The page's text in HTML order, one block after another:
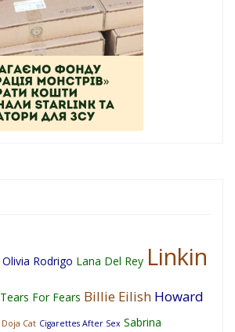
Olivia Rodrigo Lana Del Rey Linkin
Tears For Fears Billie Eilish Howard
Doja Cat Cigarettes After Sex Sabrina